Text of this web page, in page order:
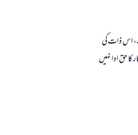
اس ذات كى
حق ادا نہيں